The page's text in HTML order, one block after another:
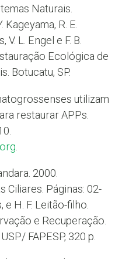
Naturais.
Kageyama, R. E.
V. L. Engel e F. B.
Ecológica de
Botucatu, SP.
utilizam
restaurar APPs.
2000.
Ciliares. Páginas: 02-
e H. F. Leitão-filho.
e Recuperação.
FAPESP, 320 p.